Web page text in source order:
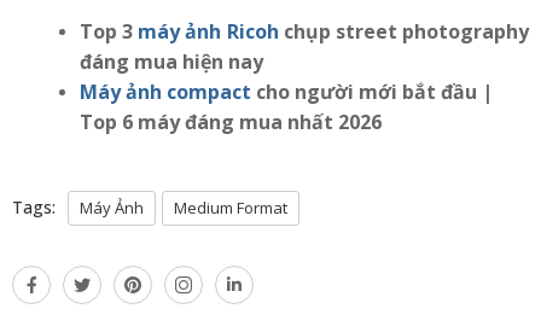
Top 3 máy ảnh Ricoh chụp street photography
đáng mua hiện nay
Máy ảnh compact cho người mới bắt đầu |
Top 6 máy đáng mua nhất 2026
Tags: Máy Ảnh Medium Format